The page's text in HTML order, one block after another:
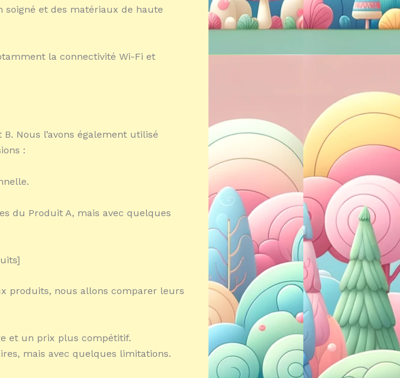
et des matériaux de haute
la connectivité Wi-Fi et
Nous l’avons également utilisé
:
du Produit A, mais avec quelques
produits, nous allons comparer leurs
et un prix plus compétitif.
mais avec quelques limitations.